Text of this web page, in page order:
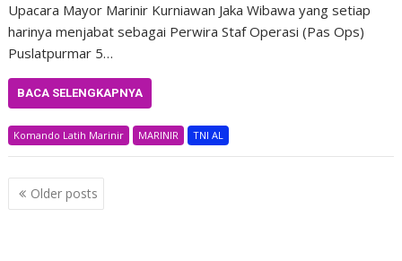
Upacara Mayor Marinir Kurniawan Jaka Wibawa yang setiap
harinya menjabat sebagai Perwira Staf Operasi (Pas Ops)
Puslatpurmar 5…
BACA SELENGKAPNYA
Komando Latih Marinir MARINIR TNI AL
Posts
navigation
Older posts